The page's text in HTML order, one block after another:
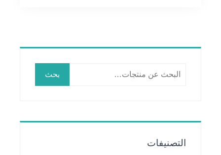
بحث
التصنيفات